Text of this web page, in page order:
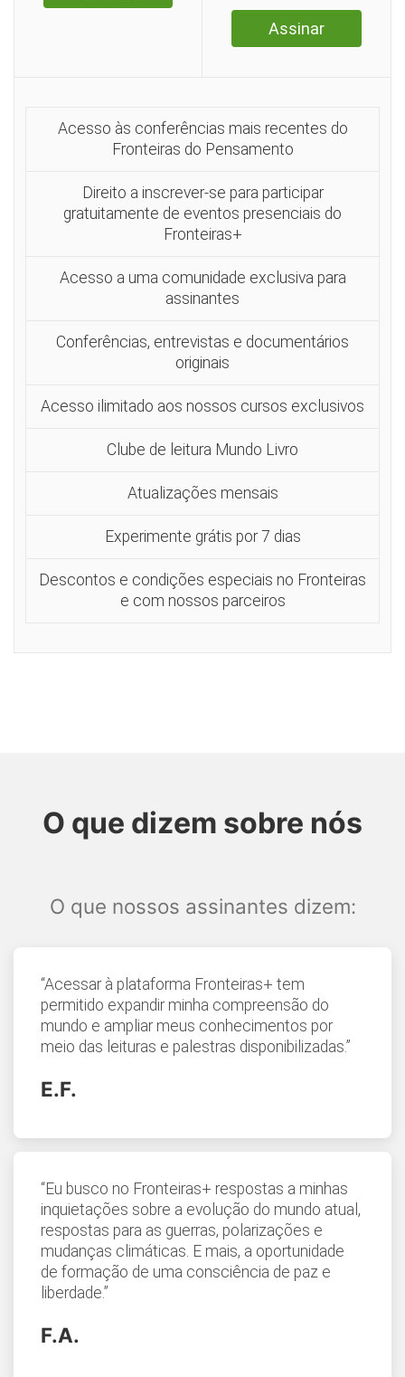
Assinar
Acesso às conferências mais recentes do
Fronteiras do Pensamento
Direito a inscrever-se para participar
gratuitamente de eventos presenciais do
Fronteiras+
Acesso a uma comunidade exclusiva para
assinantes
Conferências, entrevistas e documentários
originais
Acesso ilimitado aos nossos cursos exclusivos
Clube de leitura Mundo Livro
Atualizações mensais
Experimente grátis por 7 dias
Descontos e condições especiais no Fronteiras
e com nossos parceiros
O que dizem sobre nós
O que nossos assinantes dizem:
“Acessar à plataforma Fronteiras+ tem
permitido expandir minha compreensão do
mundo e ampliar meus conhecimentos por
meio das leituras e palestras disponibilizadas.”
E.F.
“Eu busco no Fronteiras+ respostas a minhas
inquietações sobre a evolução do mundo atual,
respostas para as guerras, polarizações e
mudanças climáticas. E mais, a oportunidade
de formação de uma consciência de paz e
liberdade.”
F.A.